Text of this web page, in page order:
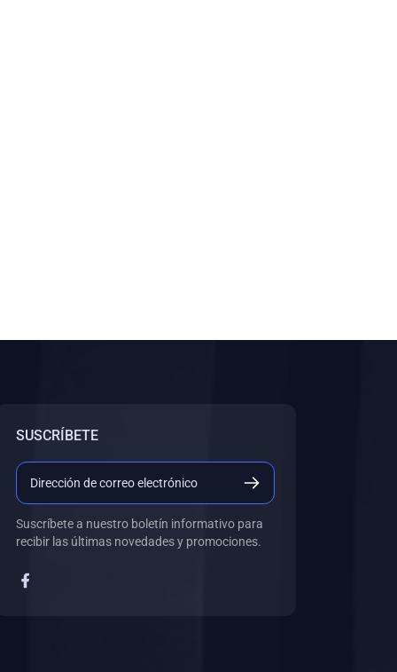
SUSCRÍBETE
Suscríbete a nuestro boletín informativo para
recibir las últimas novedades y promociones.